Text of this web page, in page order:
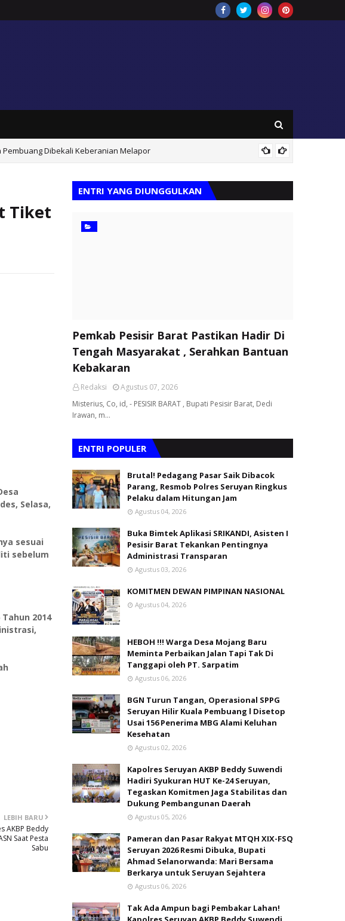
Pembuang Dibekali Keberanian Melapor
Tiket
Selasa,
sesuai
sebelum
2014
LEBIH BARU
AKBP Beddy
Saat Pesta
Sabu
ENTRI YANG DIUNGGULKAN
Pemkab Pesisir Barat Pastikan Hadir Di
Tengah Masyarakat , Serahkan Bantuan
Kebakaran
Redaksi
Agustus 07, 2026
Misterius, Co, id, - PESISIR BARAT , Bupati Pesisir Barat, Dedi
Irawan, m…
ENTRI POPULER
Brutal! Pedagang Pasar Saik Dibacok
Parang, Resmob Polres Seruyan Ringkus
Pelaku dalam Hitungan Jam
Agustus 04, 2026
Buka Bimtek Aplikasi SRIKANDI, Asisten I
Pesisir Barat Tekankan Pentingnya
Administrasi Transparan
Agustus 03, 2026
KOMITMEN DEWAN PIMPINAN NASIONAL
Agustus 04, 2026
HEBOH !!! Warga Desa Mojang Baru
Meminta Perbaikan Jalan Tapi Tak Di
Tanggapi oleh PT. Sarpatim
Agustus 06, 2026
BGN Turun Tangan, Operasional SPPG
Seruyan Hilir Kuala Pembuang l Disetop
Usai 156 Penerima MBG Alami Keluhan
Kesehatan
Agustus 02, 2026
Kapolres Seruyan AKBP Beddy Suwendi
Hadiri Syukuran HUT Ke-24 Seruyan,
Tegaskan Komitmen Jaga Stabilitas dan
Dukung Pembangunan Daerah
Agustus 05, 2026
Pameran dan Pasar Rakyat MTQH XIX-FSQ
Seruyan 2026 Resmi Dibuka, Bupati
Ahmad Selanorwanda: Mari Bersama
Berkarya untuk Seruyan Sejahtera
Agustus 06, 2026
Tak Ada Ampun bagi Pembakar Lahan!